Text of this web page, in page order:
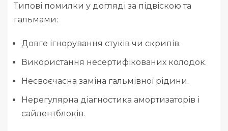
Типові помилки у догляді за підвіскою та
гальмами:
Довге ігнорування стуків чи скрипів.
Використання несертифікованих колодок.
Несвоєчасна заміна гальмівної рідини.
Нерегулярна діагностика амортизаторів і
сайлентблоків.